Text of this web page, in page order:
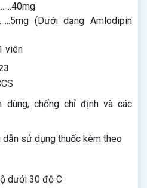
(Dưới dạng Amlodipin
viên
dùng, chống chỉ định và các
sử dụng thuốc kèm theo
dưới 30 độ C